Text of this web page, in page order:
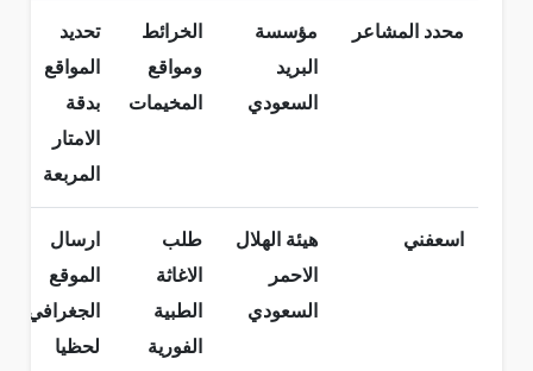
محدد المشاعر
مؤسسة
البريد
السعودي
الخرائط
ومواقع
المخيمات
تحديد
المواقع
بدقة
الامتار
المربعة
اسعفني
هيئة الهلال
الاحمر
السعودي
طلب
الاغاثة
الطبية
الفورية
ارسال
الموقع
الجغرافي
لحظيا